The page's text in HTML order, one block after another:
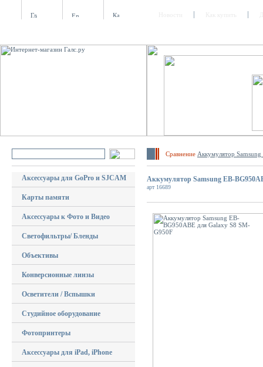
Сравнение Аккумулятор
Аксессуары для GoPro и SJCAM
Карты памяти
Аксессуары к Фото и Видео
Светофильтры/ Бленды
Объективы
Конверсионные линзы
Осветители / Вспышки
Студийное оборудование
Фотопринтеры
Аксессуары для iPad, iPhone
Аккумулятор Samsung EB-
арт 16689